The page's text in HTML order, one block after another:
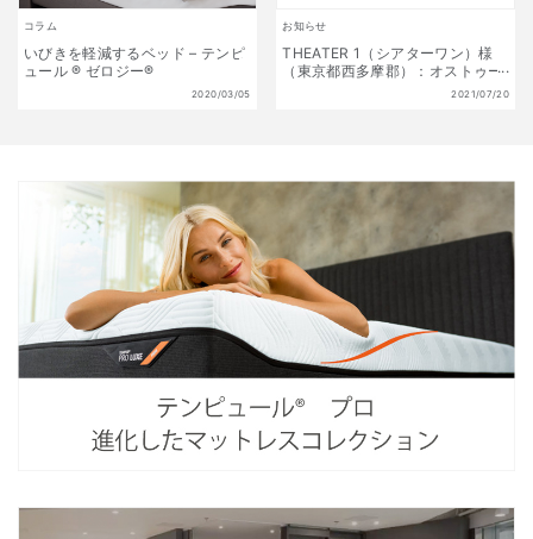
コラム
いびきを軽減するベッド – テンピ
ュール ® ゼロジー®
2020/03/05
お知らせ
THEATER 1（シアターワン）様
（東京都西多摩郡）：オストゥー
2021/07/20